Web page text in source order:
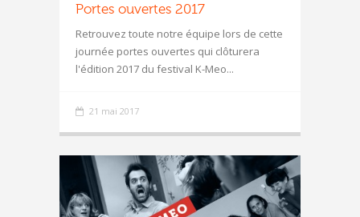
Portes ouvertes 2017
Retrouvez toute notre équipe lors de cette
journée portes ouvertes qui clôturera
l'édition 2017 du festival K-Meo...
21 mai 2017